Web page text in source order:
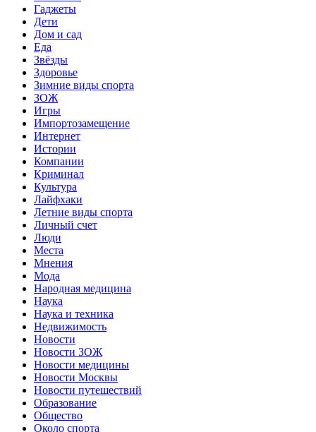
Гаджеты
Дети
Дом и сад
Еда
Звёзды
Здоровье
Зимние виды спорта
ЗОЖ
Игры
Импортозамещение
Интернет
Истории
Компании
Криминал
Культура
Лайфхаки
Летние виды спорта
Личный счет
Люди
Места
Мнения
Мода
Народная медицина
Наука
Наука и техника
Недвижимость
Новости
Новости ЗОЖ
Новости медицины
Новости Москвы
Новости путешествий
Образование
Общество
Около спорта